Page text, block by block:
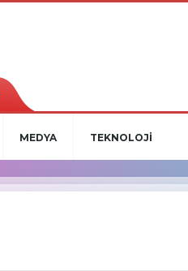
MEDYA TEKNOLOJİ